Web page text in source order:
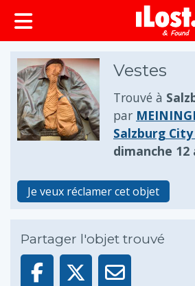
principal
Vestes
Trouvé à
par
Salzburg
dimanche 12
Je veux réclamer cet objet
Partager l'objet trouvé